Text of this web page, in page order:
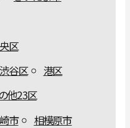
区
渋谷区
港区
他23区
市
相模原市